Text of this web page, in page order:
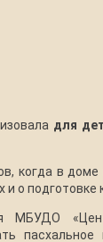
для
когда в
о подготовке
МБУДО